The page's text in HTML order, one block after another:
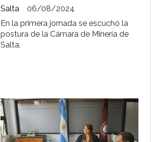
Salta
06/08/2024
En la primera jornada se escuchó la
postura de la Cámara de Minería de
Salta.